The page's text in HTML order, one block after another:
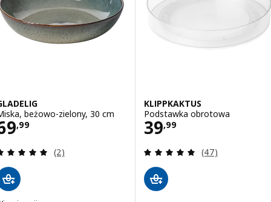
beżowo-zielony, 30 cm
,99 69,99
Recenzja: 5 z 5 gwiazdki. Łączna liczba recenzji:
(2)
KLIPPKAKTUS
Podstawka obrotowa
39,99
Cena 39,99
Recenzja: 5 z
(47)